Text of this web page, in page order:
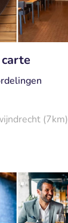
(7km)